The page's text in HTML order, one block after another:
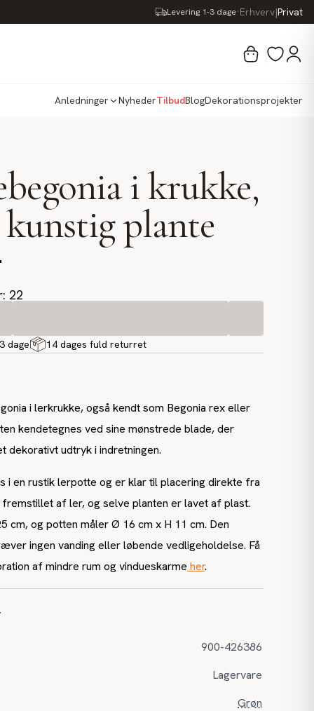
Levering 1-3 dage·Erhverv|Privat
Anledninger NyhederTilbudBlogDekorationsprojekter
i krukke,
kunstig plante
22
dage 14 dages fuld returret
i lerkrukke, også kendt som Begonia rex eller
kendetegnes ved sine mønstrede blade, der
dekorativt udtryk i indretningen.
i en rustik lerpotte og er klar til placering direkte fra
fremstillet af ler, og selve planten er lavet af plast.
cm, og potten måler Ø 16 cm x H 11 cm. Den
ingen vanding eller løbende vedligeholdelse. Få
af mindre rum og vindueskarme her.
900-426386
Lagervare
Grøn